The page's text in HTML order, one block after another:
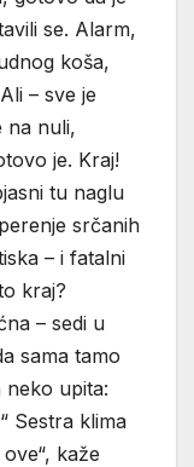
se. Alarm,
koša,
– sve je
na nuli,
je. Kraj!
tu naglu
srčanih
– i fatalni
kraj?
– sedi u
sama tamo
neko upita:
Sestra klima
kaže